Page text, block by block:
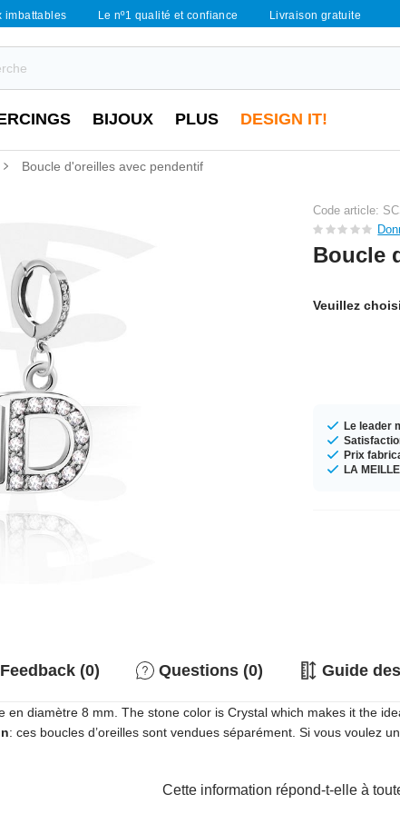
imbattables Le nº1 qualité et confiance Livraison gratuite
BIJOUX PLUS DESIGN IT!
Boucle d'oreilles avec pendentif
Code article:
Boucle
Veuillez
Le leader
Prix
LA
Feedback (0) Questions (0) Guide
en diamètre 8 mm. The stone color is Crystal which makes it the
: ces boucles d’oreilles sont vendues séparément. Si vous voulez
Cette information répond-t-elle à